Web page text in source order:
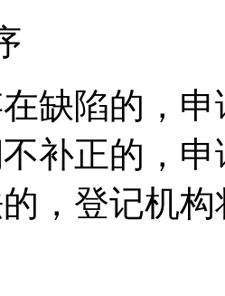
缺陷的，
补正的，
，登记机